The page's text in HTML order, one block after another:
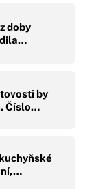
doby
by
Číslo…